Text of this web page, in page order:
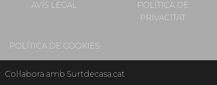
AVÍS LEGAL
POLÍTICA DE
PRIVACITAT
POLÍTICA DE COOKIES
Col·labora amb Surtdecasa.cat